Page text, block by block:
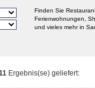
Finden Sie
Ferienwohnungen,
und vieles mehr in
Ergebnis(se) geliefert: